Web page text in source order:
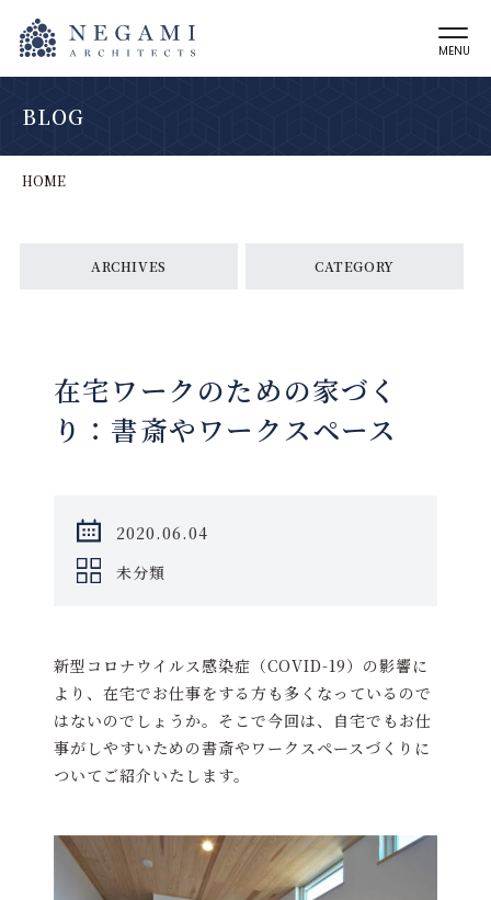
MENU
BLOG
HOME
ARCHIVES CATEGORY
在宅ワークのための家づく
り：書斎やワークスペース
2020.06.04
未分類
新型コロナウイルス感染症（COVID-19）の影響に
より、在宅でお仕事をする方も多くなっているので
はないのでしょうか。そこで今回は、自宅でもお仕
事がしやすいための書斎やワークスペースづくりに
ついてご紹介いたします。